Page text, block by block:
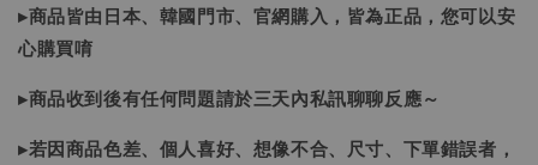
▸商品皆由日本、韓國門市、官網購入，皆為正品，您可以安
心購買唷
▸商品收到後有任何問題請於三天內私訊聊聊反應～
▸若因商品色差、個人喜好、想像不合、尺寸、下單錯誤者，